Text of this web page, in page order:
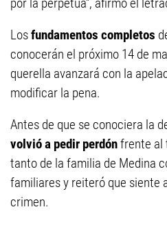
Losfundamentos completos
conocerán el próximo 14 de
querella avanzará con la
modificar la pena.
Antes de que se conociera la
volvió a pedir perdónfrente al
tanto de la familia de Medina
familiares y reiteró que siente
crimen.